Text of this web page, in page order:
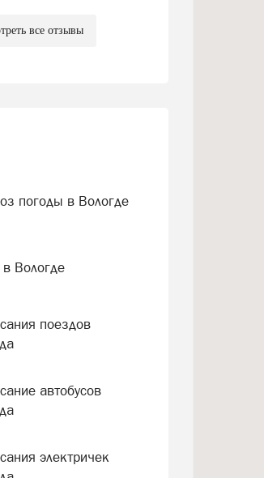
все отзывы
погоды в Вологде
Вологде
поездов
автобусов
электричек